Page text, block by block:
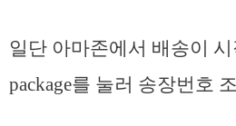
일단 아마존에서 배송이
package를 눌러 송장번호